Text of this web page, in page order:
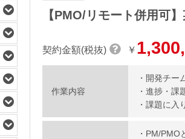
【PMO/リモート併用可
契約金額(税抜) ￥
作業内容
・開発チー
・進捗・課
・課題に入
・PM/